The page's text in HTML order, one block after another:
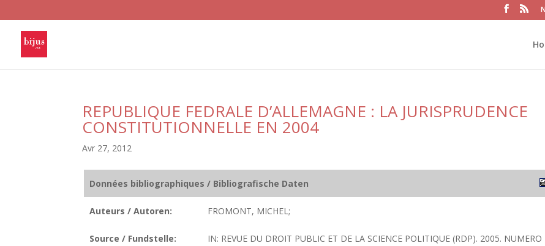
REPUBLIQUE FEDRALE D’ALLEMAGNE : LA JURISPRUDENCE
CONSTITUTIONNELLE EN 2004
Avr 27, 2012
Données bibliographiques / Bibliografische Daten
Auteurs / Autoren: FROMONT, MICHEL;
Source / Fundstelle:
IN: REVUE DU DROIT PUBLIC ET DE LA SCIENCE POLITIQUE (RDP). 2005. NUMERO